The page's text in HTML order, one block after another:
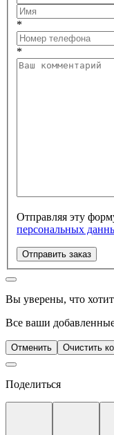
*
*
Отправляя эту
персональных
Отправить заказ
Вы уверены, что
Все ваши
Отменить Очистить
Поделиться